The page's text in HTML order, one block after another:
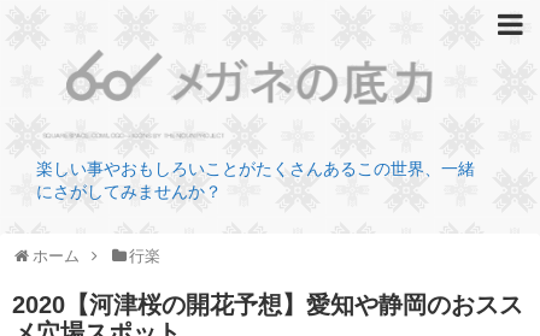
楽しい事やおもしろいことがたくさんあるこの世界、一緒
にさがしてみませんか？
ホーム 行楽
2020【河津桜の開花予想】愛知や静岡のおスス